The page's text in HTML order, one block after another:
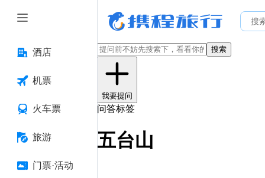
酒店
机票
火车票
旅游
门票·活动
搜索
我要提问
问答标签
五台山